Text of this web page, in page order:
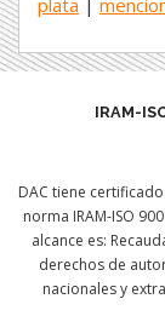
plata |
IRAM-
DAC tiene
norma IRAM-ISO
alcance es:
derechos de
nacionales y